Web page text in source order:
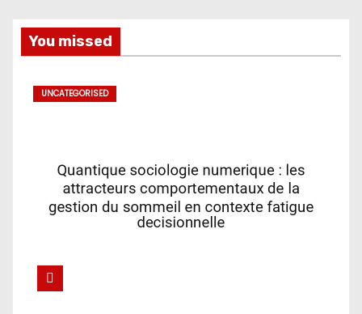
You missed
UNCATEGORISED